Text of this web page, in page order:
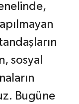
sosyal
Bugüne